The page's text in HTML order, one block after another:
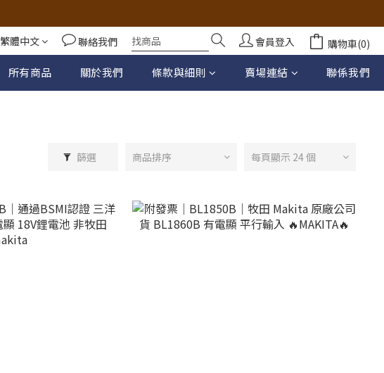
繁體中文 聯絡我們 會員登入 購物車(0)
所有商品 關於我們 條款與細則 賣場連結 聯係我們
篩選 商品排序 每頁顯示 24 個